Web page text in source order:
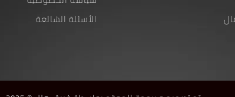
الأسئلة الشائعة